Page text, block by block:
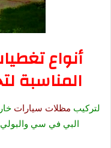
أنواع
المناسبة
لتركيب مظلات سيارات
البي في سي والبولي